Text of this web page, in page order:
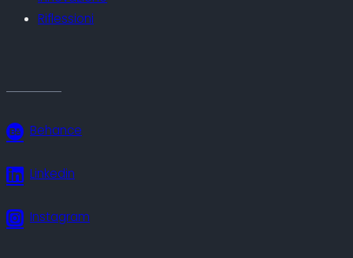
Riflessioni
Behance
Linkedin
Instagram